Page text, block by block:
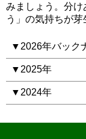
みましょう。分け
う」の気持ちが芽
▼2026年バック
▼2025年
▼2024年